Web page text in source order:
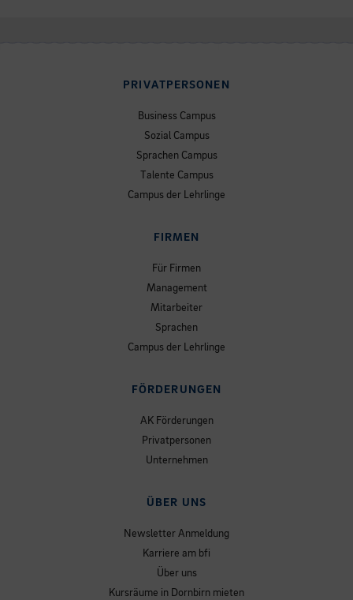
PRIVATPERSONEN
Business Campus
Sozial Campus
Sprachen Campus
Talente Campus
Campus der Lehrlinge
FIRMEN
Für Firmen
Management
Mitarbeiter
Sprachen
Campus der Lehrlinge
FÖRDERUNGEN
AK Förderungen
Privatpersonen
Unternehmen
ÜBER UNS
Newsletter Anmeldung
Karriere am bfi
Über uns
Kursräume in Dornbirn mieten